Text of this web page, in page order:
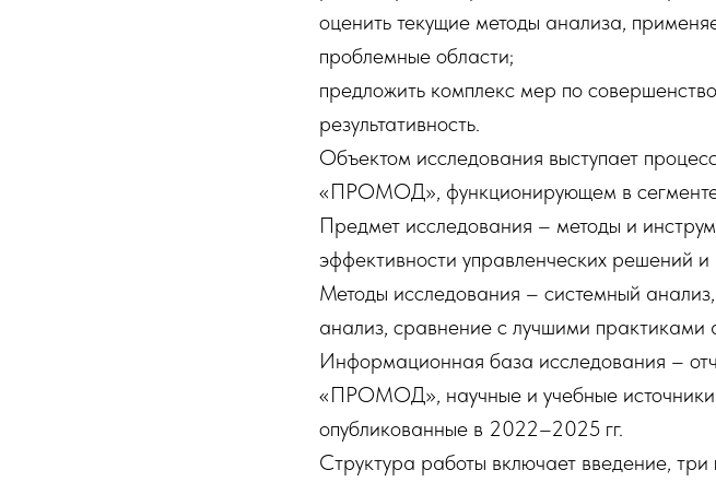
оценить текущие методы анализа,
проблемные области;
предложить комплекс мер по
результативность.
Объектом исследования выступает
«ПРОМОД», функционирующем в
Предмет исследования – методы и
эффективности управленческих решений
Методы исследования – системный
анализ, сравнение с лучшими
Информационная база исследования –
«ПРОМОД», научные и учебные
опубликованные в 2022–2025 гг.
Структура работы включает введение,